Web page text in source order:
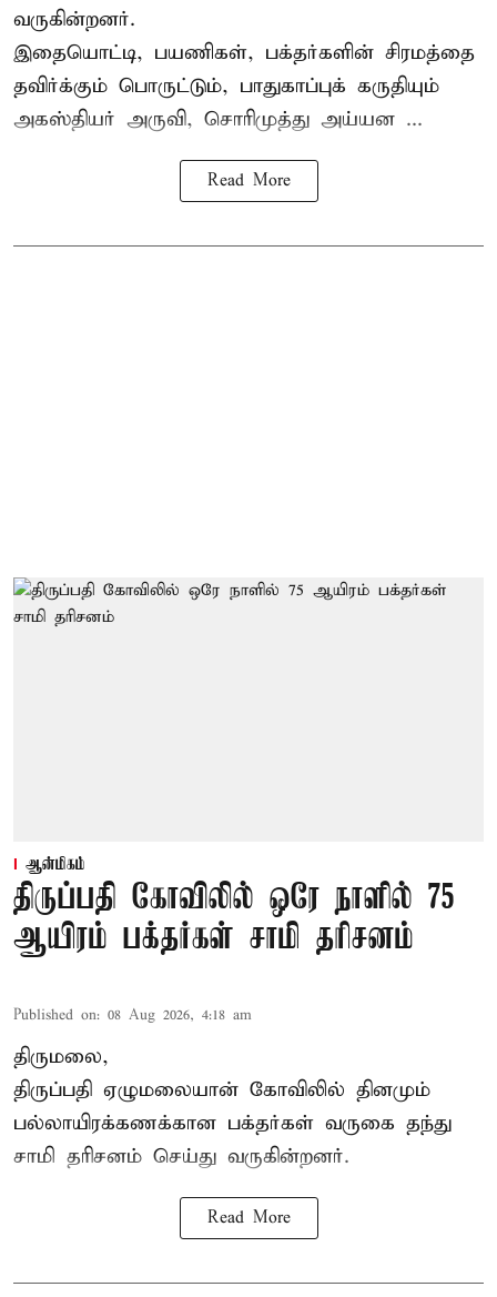
வருகின்றனர்.
இதையொட்டி, பயணிகள், பக்தர்களின் சிரமத்தை
தவிர்க்கும் பொருட்டும், பாதுகாப்புக் கருதியும்
அகஸ்தியர் அருவி, சொரிமுத்து அய்யன ...
Read More
ஆன்மிகம்
திருப்பதி கோவிலில் ஒரே நாளில் 75
ஆயிரம் பக்தர்கள் சாமி தரிசனம்
Published on: 08 Aug 2026, 4:18 am
திருமலை,
திருப்பதி ஏழுமலையான் கோவிலில் தினமும்
பல்லாயிரக்கணக்கான பக்தர்கள் வருகை தந்து
சாமி தரிசனம் செய்து வருகின்றனர்.
Read More